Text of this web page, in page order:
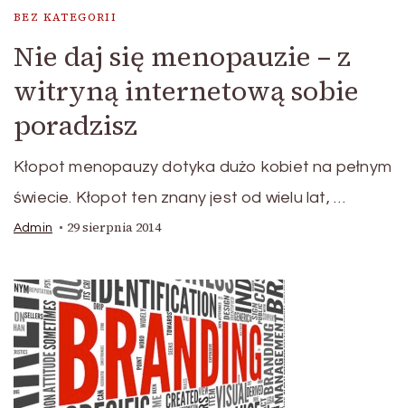
BEZ KATEGORII
Nie daj się menopauzie – z
witryną internetową sobie
poradzisz
Kłopot menopauzy dotyka dużo kobiet na pełnym
świecie. Kłopot ten znany jest od wielu lat, …
Admin 29 sierpnia 2014